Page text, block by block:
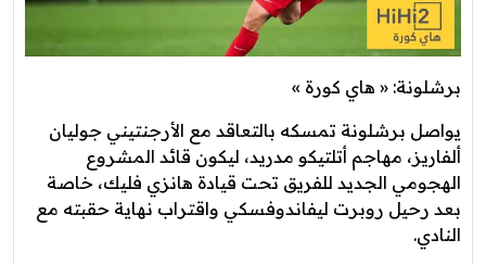
برشلونة: « هاي كورة »
يواصل برشلونة تمسكه بالتعاقد مع الأرجنتيني جوليان
ألفاريز، مهاجم أتلتيكو مدريد، ليكون قائد المشروع
الهجومي الجديد للفريق تحت قيادة هانزي فليك، خاصة
بعد رحيل روبرت ليفاندوفسكي واقتراب نهاية حقبته مع
النادي.